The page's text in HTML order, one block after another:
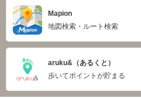
Mapion
地図検索・ルート検索
aruku&（あるくと）
歩いてポイントが貯まる